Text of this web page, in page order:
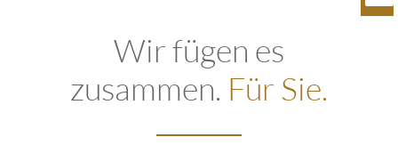
Wir fügen es
zusammen. Für Sie.